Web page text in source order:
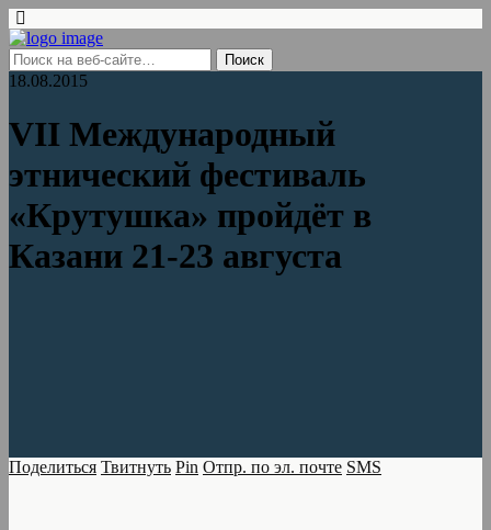
18.08.2015
VII Международный
этнический фестиваль
«Крутушка» пройдёт в
Казани 21-23 августа
Поделиться Твитнуть Pin Отпр. по эл. почте SMS